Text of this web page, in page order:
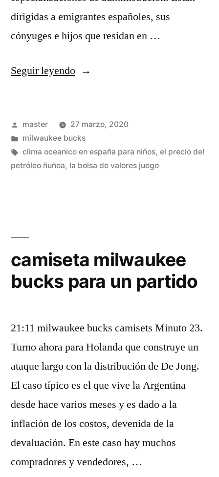
dirigidas a emigrantes españoles, sus
cónyuges e hijos que residan en …
Seguir leyendo«camiseta
en
menos
de
Publicado
por
master
27 marzo, 2020
Publicado
en
milwaukee bucks
Etiquetas:
clima oceanico en españa para niños, el precio del
petróleo ñuñoa, la bolsa de valores juego
camiseta milwaukee
bucks para un partido
21:11 milwaukee bucks camisets Minuto 23.
Turno ahora para Holanda que construye un
ataque largo con la distribución de De Jong.
El caso típico es el que vive la Argentina
desde hace varios meses y es dado a la
inflación de los costos, devenida de la
devaluación. En este caso hay muchos
compradores y vendedores, …